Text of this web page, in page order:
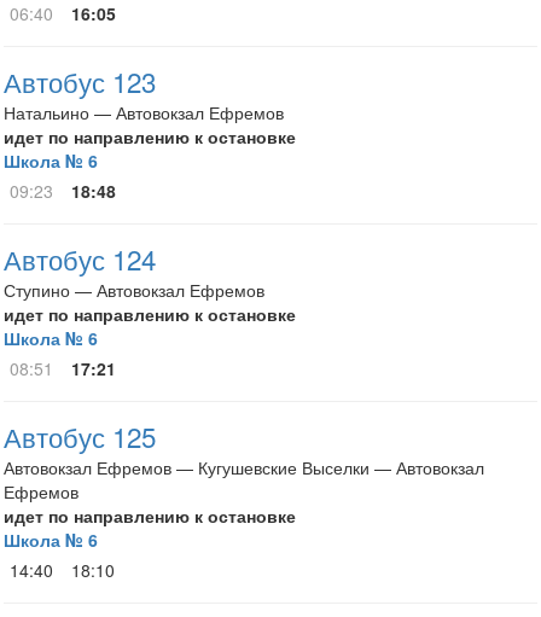
06:40
16:05
Автобус 123
Натальино — Автовокзал Ефремов
идет по направлению к остановке
Школа № 6
09:23
18:48
Автобус 124
Ступино — Автовокзал Ефремов
идет по направлению к остановке
Школа № 6
08:51
17:21
Автобус 125
Автовокзал Ефремов — Кугушевские Выселки — Автовокзал
Ефремов
идет по направлению к остановке
Школа № 6
14:40
18:10